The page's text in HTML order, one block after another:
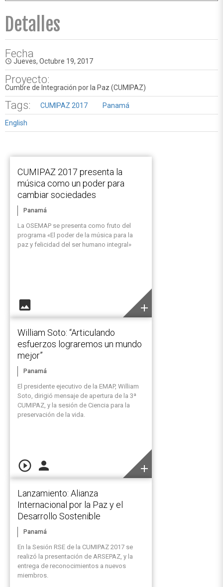
Detalles
Fecha
access_time Jueves, Octubre 19, 2017
Proyecto:
Cumbre de Integración por la Paz (CUMIPAZ)
Tags: CUMIPAZ 2017 Panamá
English
CUMIPAZ 2017 presenta la
música como un poder para
cambiar sociedades
Panamá
La OSEMAP se presenta como fruto del
programa «El poder de la música para la
paz y felicidad del ser humano integral»
image add
William Soto: “Articulando
esfuerzos lograremos un mundo
mejor”
Panamá
El presidente ejecutivo de la EMAP, William
Soto, dirigió mensaje de apertura de la 3ª
CUMIPAZ, y la sesión de Ciencia para la
preservación de la vida.
play_circle_outline person add
Lanzamiento: Alianza
Internacional por la Paz y el
Desarrollo Sostenible
Panamá
En la Sesión RSE de la CUMIPAZ 2017 se
realizó la presentación de ARSEPAZ, y la
entrega de reconocimientos a nuevos
miembros.